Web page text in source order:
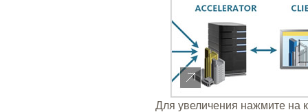
Для увеличения нажмите на